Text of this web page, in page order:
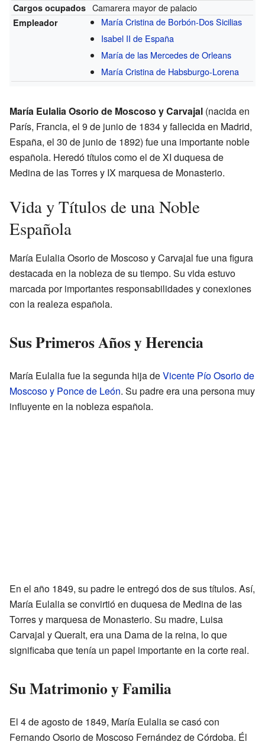
Cargos ocupados Camarera mayor de palacio
Empleador
María Cristina de Borbón-Dos Sicilias
Isabel II de España
María de las Mercedes de Orleans
María Cristina de Habsburgo-Lorena
María Eulalia Osorio de Moscoso y Carvajal (nacida en
París, Francia, el 9 de junio de 1834 y fallecida en Madrid,
España, el 30 de junio de 1892) fue una importante noble
española. Heredó títulos como el de XI duquesa de
Medina de las Torres y IX marquesa de Monasterio.
Vida y Títulos de una Noble
Española
María Eulalia Osorio de Moscoso y Carvajal fue una figura
destacada en la nobleza de su tiempo. Su vida estuvo
marcada por importantes responsabilidades y conexiones
con la realeza española.
Sus Primeros Años y Herencia
María Eulalia fue la segunda hija deVicente Pío Osorio de
Moscoso y Ponce de León. Su padre era una persona muy
influyente en la nobleza española.
En el año 1849, su padre le entregó dos de sus títulos. Así,
María Eulalia se convirtió en duquesa de Medina de las
Torres y marquesa de Monasterio. Su madre, Luisa
Carvajal y Queralt, era una Dama de la reina, lo que
significaba que tenía un papel importante en la corte real.
Su Matrimonio y Familia
El 4 de agosto de 1849, María Eulalia se casó con
Fernando Osorio de Moscoso Fernández de Córdoba. Él